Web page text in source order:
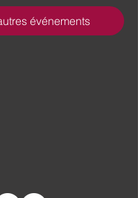
événements